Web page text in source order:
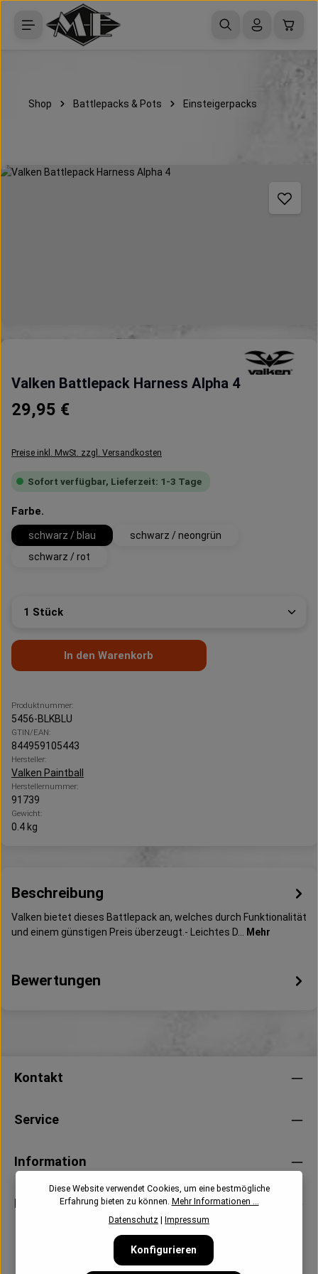
Zum Hauptinhalt springen
Shop Battlepacks & Pots Einsteigerpacks
Bildergalerie überspringen
Valken Battlepack Harness Alpha 4
Regulärer Preis:
29,95 €
Preise inkl. MwSt. zzgl. Versandkosten
Sofort verfügbar, Lieferzeit: 1-3 Tage
Farbe.
schwarz / blau
schwarz / neongrün
schwarz / rot
Produkt Anzahl: Gib den gewünschten Wert ein
In den Warenkorb
Produktnummer:
5456-BLKBLU
GTIN/EAN:
844959105443
Hersteller:
Valken Paintball
Herstellernummer:
91739
Gewicht:
0.4 kg
Beschreibung
Valken bietet dieses Battlepack an, welches durch Funktionalität
und einem günstigen Preis überzeugt.- Leichtes D…
Mehr
Bewertungen
Kontakt
Service
Information
Newsletter
Diese Website verwendet Cookies, um eine bestmögliche
Erfahrung bieten zu können. Mehr Informationen ...
Datenschutz
Impressum
Konfigurieren